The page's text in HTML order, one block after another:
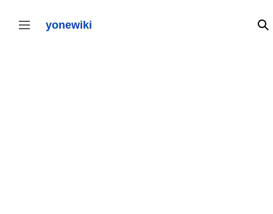
テ
サイドバーの切り替え yonewiki 検